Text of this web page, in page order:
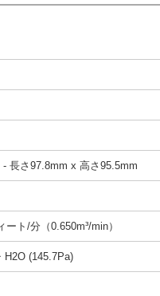
長さ97.8mm x 高さ95.5mm
ート/分（0.650m³/min）
H2O (145.7Pa)